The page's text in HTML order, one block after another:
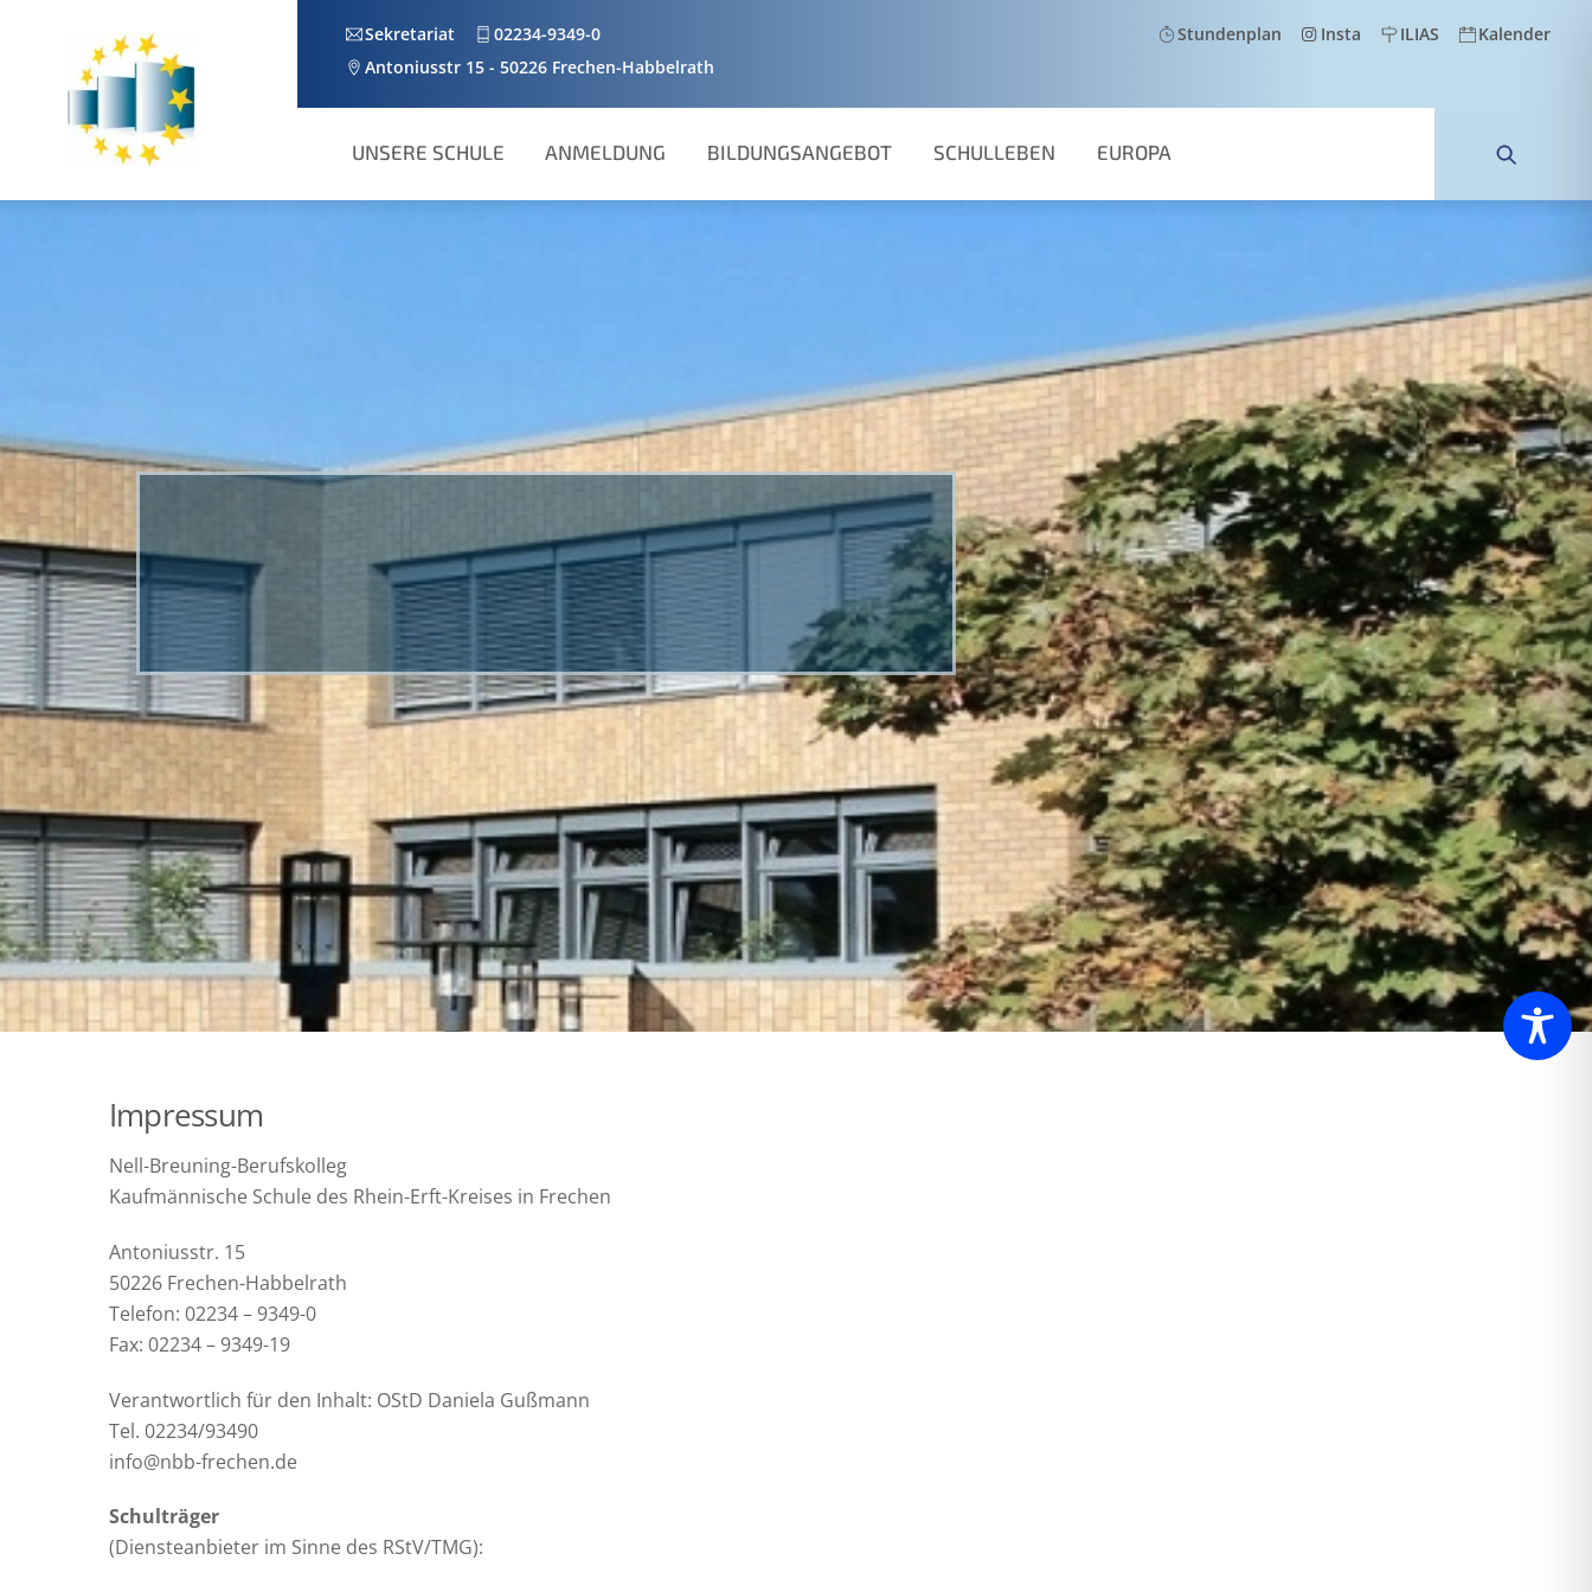
Sekretariat
02234-9349-0
Antoniusstr 15 - 50226 Frechen-Habbelrath
Stundenplan Insta ILIAS Kalender
UNSERE SCHULE ANMELDUNG BILDUNGSANGEBOT SCHULLEBEN EUROPA
Impressum
Nell-Breuning-Berufskolleg
Kaufmännische Schule des Rhein-Erft-Kreises in Frechen
Antoniusstr. 15
50226 Frechen-Habbelrath
Telefon: 02234 – 9349-0
Fax: 02234 – 9349-19
Verantwortlich für den Inhalt: OStD Daniela Gußmann
Tel. 02234/93490
info@nbb-frechen.de
Schulträger
(Diensteanbieter im Sinne des RStV/TMG):